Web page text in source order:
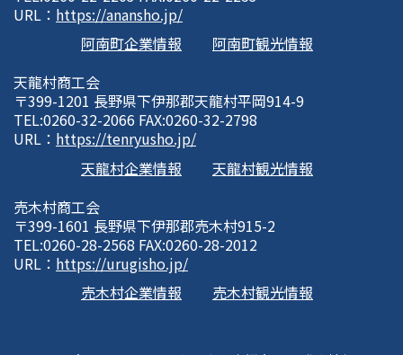
URL： https://anansho.jp/
阿南町企業情報
阿南町観光情報
天龍村商工会
〒399-1201 長野県下伊那郡天龍村平岡914-9
TEL:0260-32-2066 FAX:0260-32-2798
URL： https://tenryusho.jp/
天龍村企業情報
天龍村観光情報
売木村商工会
〒399-1601 長野県下伊那郡売木村915-2
TEL:0260-28-2568 FAX:0260-28-2012
URL： https://urugisho.jp/
売木村企業情報
売木村観光情報